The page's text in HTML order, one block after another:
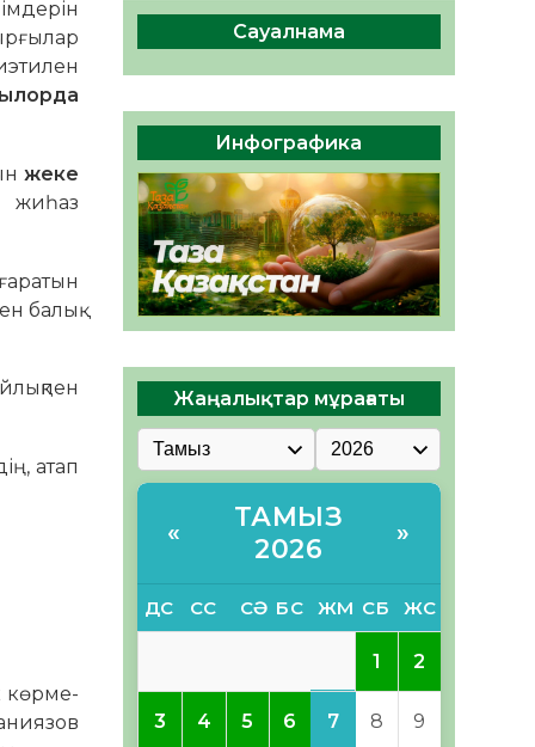
жеке
балық
атап
көрме-
беруге дайын
ӘРБІР ДАУЫС – ҚОҒАМ
ДАМУЫНА ҚОСЫЛҒАН
ҮЛЕС
05.08.2026
39 0
Сауалнама
Инфографика
Жаңалықтар мұрағаты
«
ТАМЫЗ
2026
»
ДС СС СӘ БС ЖМ СБ ЖС
1 2
3 4 5 6 7 8 9